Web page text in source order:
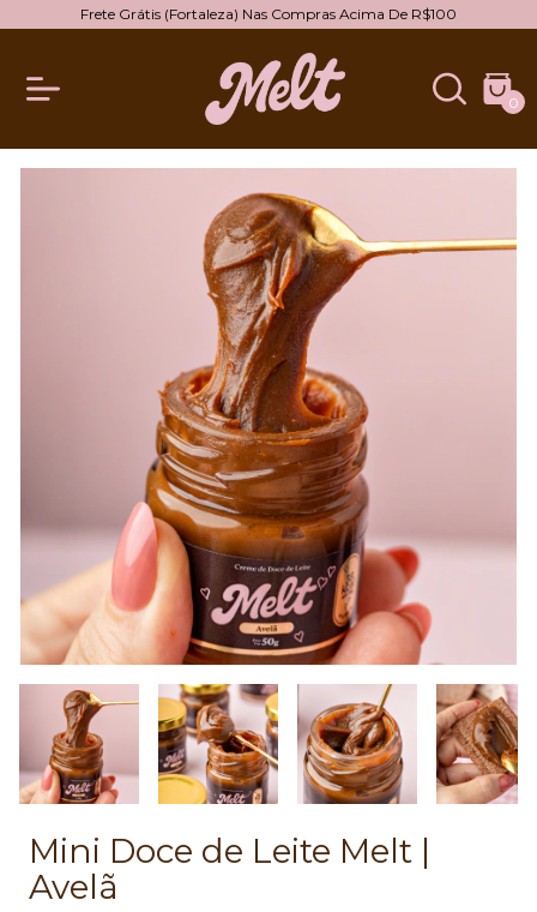
Frete Grátis (Fortaleza) Nas Compras Acima De R$100
0
Mini Doce de Leite Melt |
Avelã